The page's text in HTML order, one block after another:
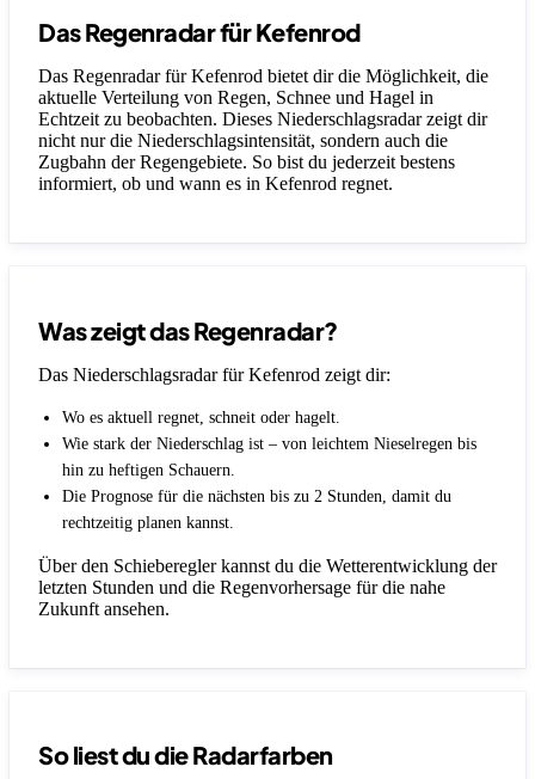
Das Regenradar für Kefenrod
Das Regenradar für Kefenrod bietet dir die Möglichkeit, die
aktuelle Verteilung von Regen, Schnee und Hagel in
Echtzeit zu beobachten. Dieses Niederschlagsradar zeigt dir
nicht nur die Niederschlagsintensität, sondern auch die
Zugbahn der Regengebiete. So bist du jederzeit bestens
informiert, ob und wann es in Kefenrod regnet.
Was zeigt das Regenradar?
Das Niederschlagsradar für Kefenrod zeigt dir:
Wo es aktuell regnet, schneit oder hagelt.
Wie stark der Niederschlag ist – von leichtem Nieselregen bis
hin zu heftigen Schauern.
Die Prognose für die nächsten bis zu 2 Stunden, damit du
rechtzeitig planen kannst.
Über den Schieberegler kannst du die Wetterentwicklung der
letzten Stunden und die Regenvorhersage für die nahe
Zukunft ansehen.
So liest du die Radarfarben